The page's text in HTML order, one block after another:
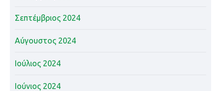
Σεπτέμβριος 2024
Αύγουστος 2024
Ιούλιος 2024
Ιούνιος 2024